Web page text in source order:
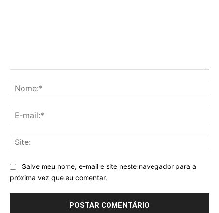
Salve meu nome, e-mail e site neste navegador para a
próxima vez que eu comentar.